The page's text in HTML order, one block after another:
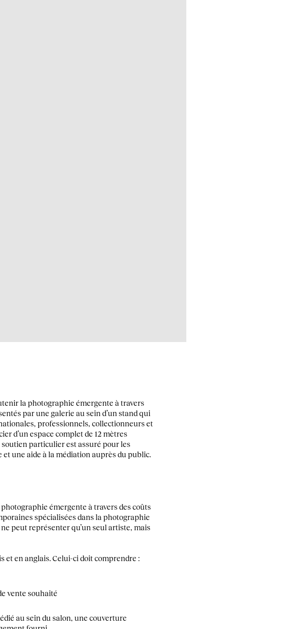
la photographie émergente à travers
par une galerie au sein d’un stand qui
professionnels, collectionneurs et
d’un espace complet de 12 mètres
particulier est assuré pour les
une aide à la médiation auprès du public.
émergente à travers des coûts
spécialisées dans la photographie
peut représenter qu’un seul artiste, mais
et en anglais. Celui-ci doit comprendre :
vente souhaité
au sein du salon, une couverture